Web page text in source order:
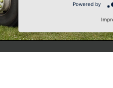
Powered by